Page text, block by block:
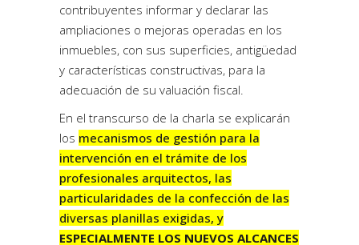
contribuyentes informar y declarar las
ampliaciones o mejoras operadas en los
inmuebles, con sus superficies, antigüedad
y características constructivas, para la
adecuación de su valuación fiscal.
En el transcurso de la charla se explicarán
los mecanismos de gestión para la
intervención en el trámite de los
profesionales arquitectos, las
particularidades de la confección de las
diversas planillas exigidas, y
ESPECIALMENTE LOS NUEVOS ALCANCES